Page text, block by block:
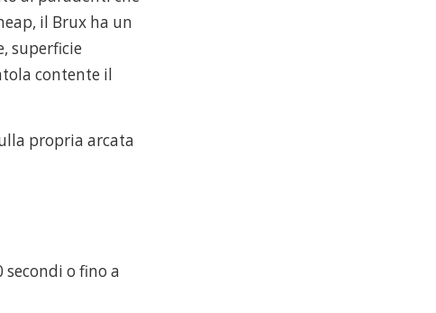
il Brux ha un
superficie
contente il
propria arcata
o fino a